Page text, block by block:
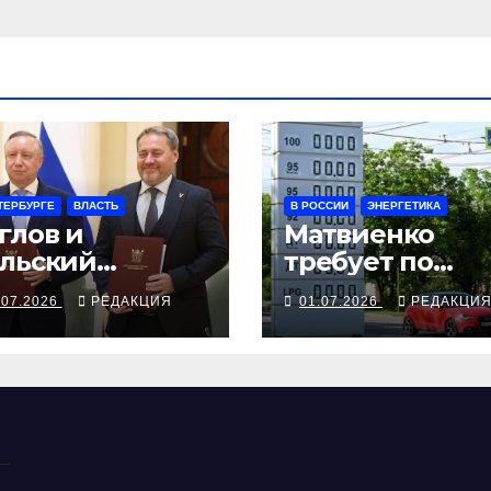
ВЛАСТЬ
и
план
РЕДАКЦИЯ
В РОССИИ ЭНЕРГЕТИКА
Матвиенко
требует по
топливному
кризису не
но и не ахать
01.07.2026 РЕДАКЦИЯ